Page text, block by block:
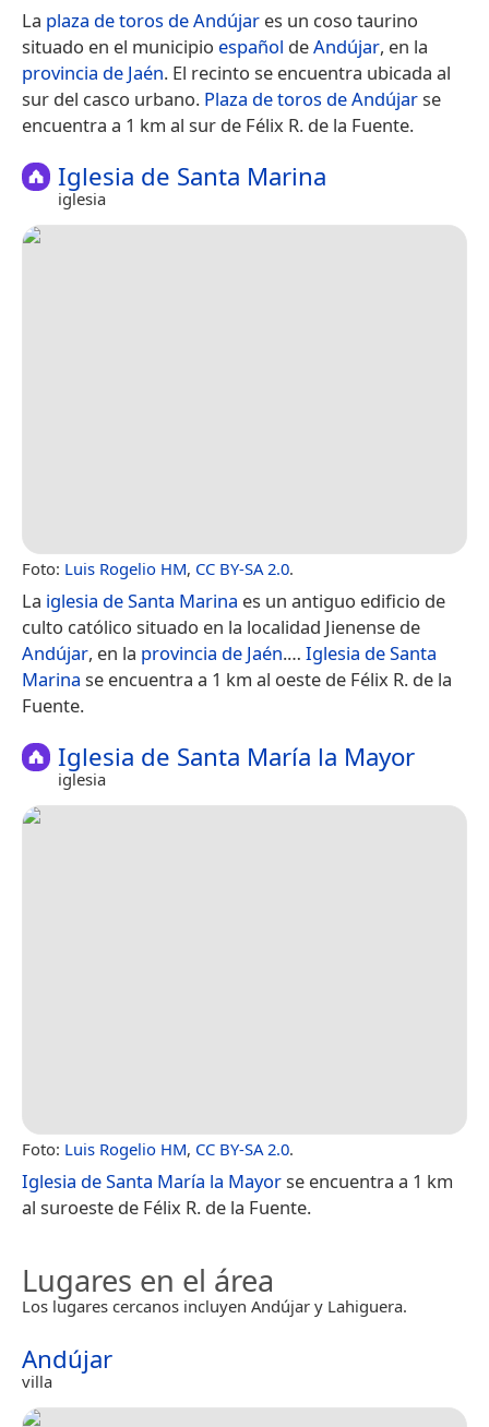
La plaza de toros de Andújar es un coso taurino
situado en el municipio español deAndújar, en la
provincia de Jaén. El recinto se encuentra ubicada al
sur del casco urbano. Plaza de toros de Andújarse
encuentra a 1 km al sur de Félix R. de la Fuente.
Iglesia de Santa Marina
iglesia
Foto: Luis Rogelio HM, CC BY-SA 2.0.
La iglesia de Santa Marina es un antiguo edificio de
culto católico situado en la localidad Jienense de
Andújar, en la provincia de Jaén.​… Iglesia de Santa
Marina se encuentra a 1 km al oeste de Félix R. de la
Fuente.
Iglesia de Santa María la Mayor
iglesia
Foto: Luis Rogelio HM, CC BY-SA 2.0.
Iglesia de Santa María la Mayorse encuentra a 1 km
al suroeste de Félix R. de la Fuente.
Lugares en el área
Los lugares cercanos incluyen Andújar y Lahiguera.
Andújar
villa